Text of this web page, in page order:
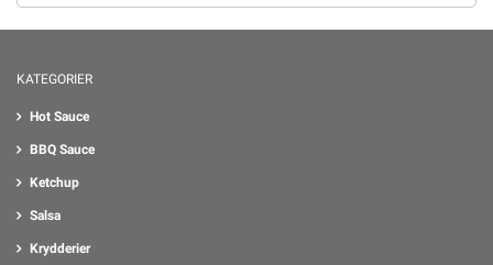
KATEGORIER
Hot Sauce
BBQ Sauce
Ketchup
Salsa
Krydderier